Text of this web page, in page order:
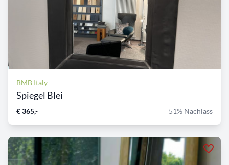
BMB Italy
Spiegel Blei
€ 365,- 51% Nachlass